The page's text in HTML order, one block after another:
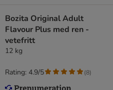
Bozita Original Adult
Flavour Plus med ren -
vetefritt
12 kg
Rating: 4.9/5 (8)